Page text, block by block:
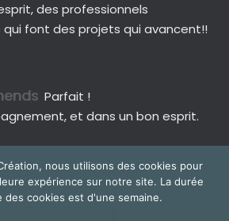
des professionnels
font des projets qui avancent!!
Parfait !
et dans un bon esprit.
Avis suivants
nous utilisons des cookies pour
expérience sur notre site. La durée
des cookies est d'une semaine.